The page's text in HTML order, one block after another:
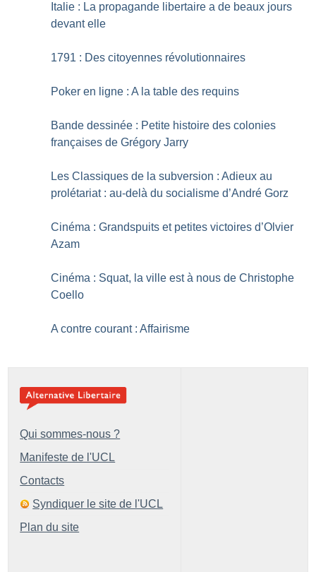
Italie : La propagande libertaire a de beaux jours
devant elle
1791 : Des citoyennes révolutionnaires
Poker en ligne : A la table des requins
Bande dessinée : Petite histoire des colonies
françaises de Grégory Jarry
Les Classiques de la subversion : Adieux au
prolétariat : au-delà du socialisme d’André Gorz
Cinéma : Grandspuits et petites victoires d’Olvier
Azam
Cinéma : Squat, la ville est à nous de Christophe
Coello
A contre courant : Affairisme
Qui sommes-nous ?
Manifeste de l'UCL
Contacts
Syndiquer le site de l'UCL
Plan du site